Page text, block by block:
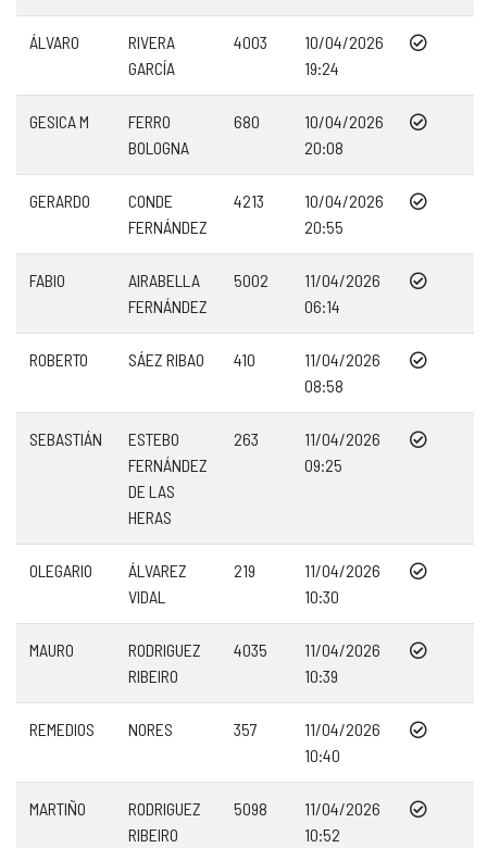
ÁLVARO
RIVERA
GARCÍA
4003
10/04/2026
19:24
GESICA M
FERRO
BOLOGNA
680
10/04/2026
20:08
GERARDO
CONDE
FERNÁNDEZ
4213
10/04/2026
20:55
FABIO
AIRABELLA
FERNÁNDEZ
5002
11/04/2026
06:14
ROBERTO SÁEZ RIBAO 410
11/04/2026
08:58
SEBASTIÁN
ESTEBO
FERNÁNDEZ
DE LAS
HERAS
263
11/04/2026
09:25
OLEGARIO
ÁLVAREZ
VIDAL
219
11/04/2026
10:30
MAURO
RODRIGUEZ
RIBEIRO
4035
11/04/2026
10:39
REMEDIOS NORES 357
11/04/2026
10:40
MARTIÑO
RODRIGUEZ
RIBEIRO
5098
11/04/2026
10:52